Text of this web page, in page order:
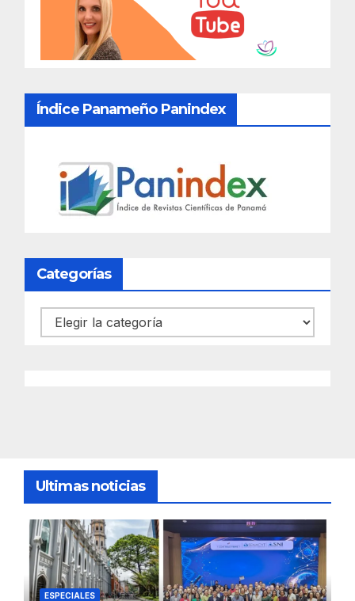
Índice Panameño Panindex
Categorías
Categorías
Ultimas noticias
ESPECIALES